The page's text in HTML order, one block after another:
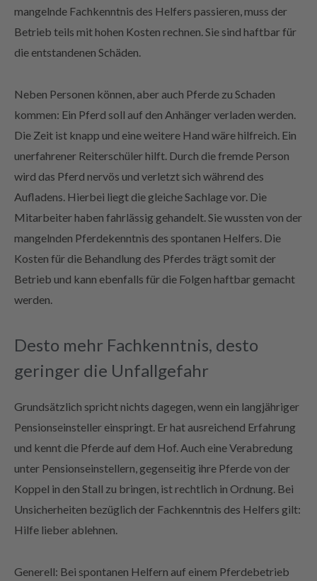
mangelnde Fachkenntnis des Helfers passieren, muss der
Betrieb teils mit hohen Kosten rechnen. Sie sind haftbar für
die entstandenen Schäden.
Neben Personen können, aber auch Pferde zu Schaden
kommen: Ein Pferd soll auf den Anhänger verladen werden.
Die Zeit ist knapp und eine weitere Hand wäre hilfreich. Ein
unerfahrener Reiterschüler hilft. Durch die fremde Person
wird das Pferd nervös und verletzt sich während des
Aufladens. Hierbei liegt die gleiche Sachlage vor. Die
Mitarbeiter haben fahrlässig gehandelt. Sie wussten von der
mangelnden Pferdekenntnis des spontanen Helfers. Die
Kosten für die Behandlung des Pferdes trägt somit der
Betrieb und kann ebenfalls für die Folgen haftbar gemacht
werden.
Desto mehr Fachkenntnis, desto
geringer die Unfallgefahr
Grundsätzlich spricht nichts dagegen, wenn ein langjähriger
Pensionseinsteller einspringt. Er hat ausreichend Erfahrung
und kennt die Pferde auf dem Hof. Auch eine Verabredung
unter Pensionseinstellern, gegenseitig ihre Pferde von der
Koppel in den Stall zu bringen, ist rechtlich in Ordnung. Bei
Unsicherheiten bezüglich der Fachkenntnis des Helfers gilt:
Hilfe lieber ablehnen.
Generell: Bei spontanen Helfern auf einem Pferdebetrieb